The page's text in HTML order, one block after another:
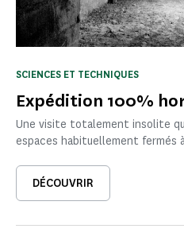
Expédition 100%
SCIENCES ET TECHNIQUES
Une visite totalement insolite
espaces habituellement fermés
DÉCOUVRIR